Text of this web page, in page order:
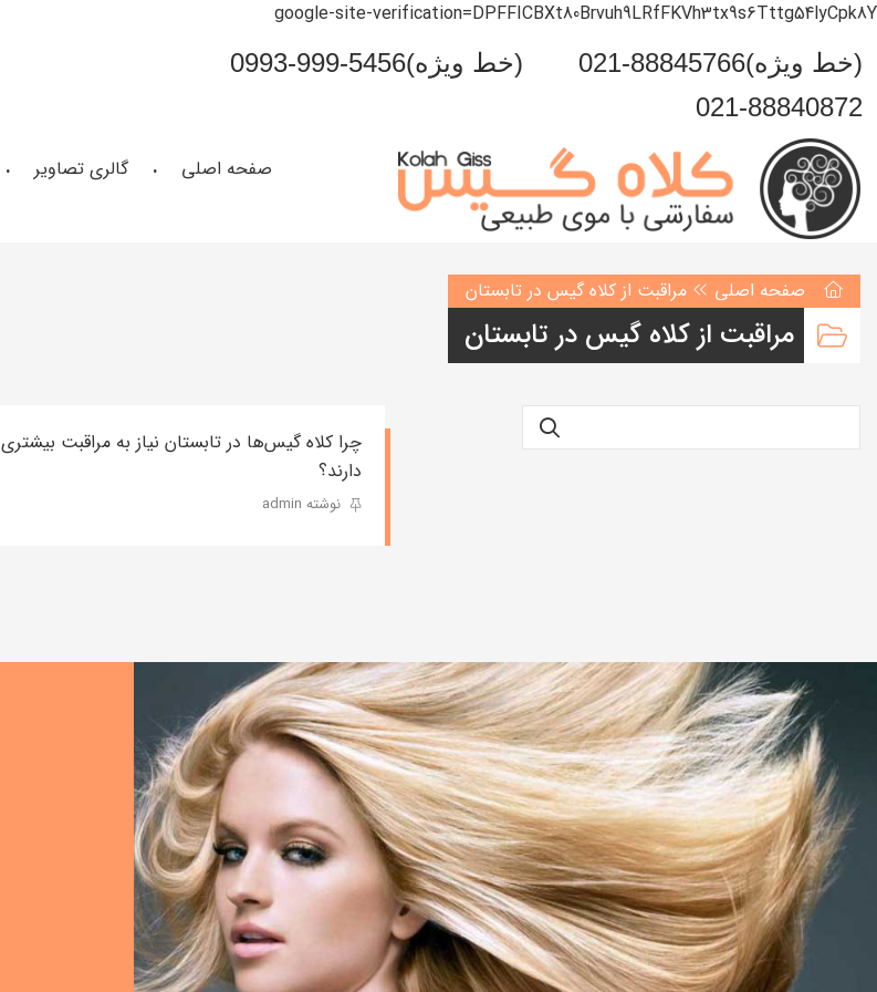
google-site-verification=DPFFICBXt80Brvuh9LRfFKVh3tx9s6Tttg54lyCpk8Y
021-88845766(خط ویژه)
0993-999-5456(خط ویژه)
021-88840872
صفحه اصلی گالری تصاویر
صفحه اصلی مراقبت از کلاه گیس در تابستان
مراقبت از کلاه گیس در تابستان
چرا کلاه گیس‌ها در تابستان نیاز به مراقبت بیشتری
دارند؟
نوشته admin